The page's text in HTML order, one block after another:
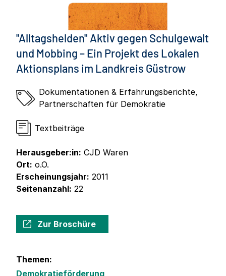
"Alltagshelden" Aktiv gegen Schulgewalt
und Mobbing – Ein Projekt des Lokalen
Aktionsplans im Landkreis Güstrow
Dokumentationen & Erfahrungsberichte,
Partnerschaften für Demokratie
Textbeiträge
Herausgeber:in: CJD Waren
Ort: o.O.
Erscheinungsjahr: 2011
Seitenanzahl: 22
Zur Broschüre
Themen:
Demokratieförderung